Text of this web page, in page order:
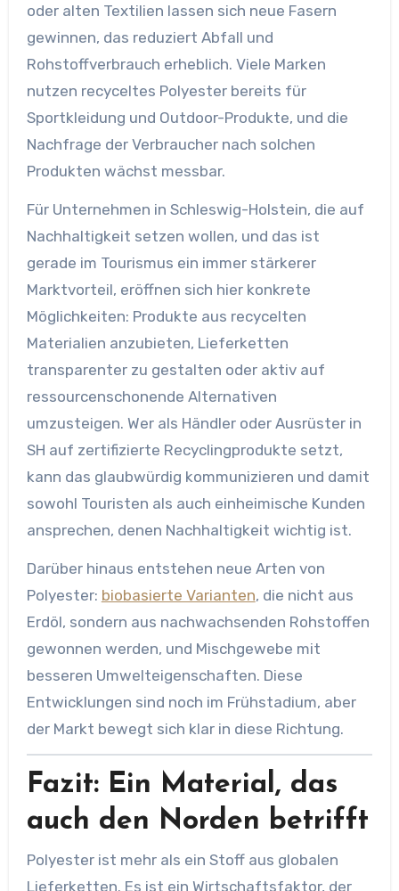
oder alten Textilien lassen sich neue Fasern
gewinnen, das reduziert Abfall und
Rohstoffverbrauch erheblich. Viele Marken
nutzen recyceltes Polyester bereits für
Sportkleidung und Outdoor-Produkte, und die
Nachfrage der Verbraucher nach solchen
Produkten wächst messbar.
Für Unternehmen in Schleswig-Holstein, die auf
Nachhaltigkeit setzen wollen, und das ist
gerade im Tourismus ein immer stärkerer
Marktvorteil, eröffnen sich hier konkrete
Möglichkeiten: Produkte aus recycelten
Materialien anzubieten, Lieferketten
transparenter zu gestalten oder aktiv auf
ressourcenschonende Alternativen
umzusteigen. Wer als Händler oder Ausrüster in
SH auf zertifizierte Recyclingprodukte setzt,
kann das glaubwürdig kommunizieren und damit
sowohl Touristen als auch einheimische Kunden
ansprechen, denen Nachhaltigkeit wichtig ist.
Darüber hinaus entstehen neue Arten von
Polyester: biobasierte Varianten, die nicht aus
Erdöl, sondern aus nachwachsenden Rohstoffen
gewonnen werden, und Mischgewebe mit
besseren Umwelteigenschaften. Diese
Entwicklungen sind noch im Frühstadium, aber
der Markt bewegt sich klar in diese Richtung.
Fazit: Ein Material, das
auch den Norden betrifft
Polyester ist mehr als ein Stoff aus globalen
Lieferketten. Es ist ein Wirtschaftsfaktor, der